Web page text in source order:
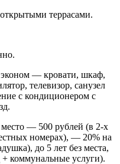
террасами.
— кровати, шкаф,
телевизор, санузел
с кондиционером с
место — 500 рублей (в 2-х
номерах), — 20% на
до 5 лет без места,
+ коммунальные услуги).